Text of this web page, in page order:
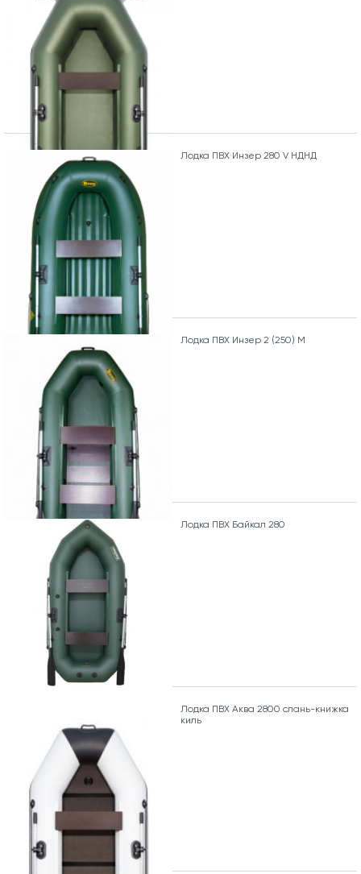
Лодка ПВХ Инзер 280 V НДНД
Лодка ПВХ Инзер 2 (250) М
Лодка ПВХ Байкал 280
Лодка ПВХ Аква 2800 слань-книжка
киль